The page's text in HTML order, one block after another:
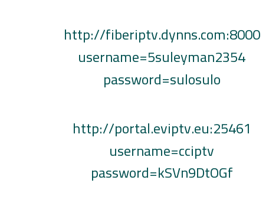
http://fiberiptv.dynns.com:8000
username=5suleyman2354
password=sulosulo
http://portal.eviptv.eu:25461
username=cciptv
password=kSVn9DtOGf